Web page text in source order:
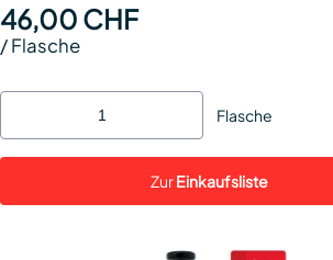
46,00 CHF
/Flasche
Flasche
ZurEinkaufsliste